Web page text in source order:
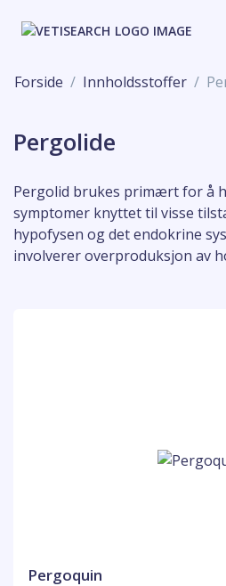
Forside Innholdsstoffer
Pergolide
Pergolid brukes primært for å
symptomer knyttet til visse
hypofysen og det endokrine
involverer overproduksjon av
Pergoquin